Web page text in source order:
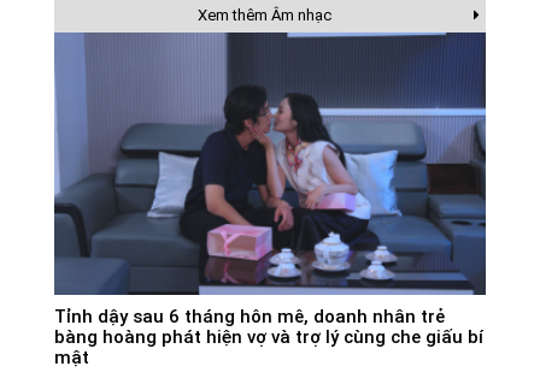
Xem thêm Âm nhạc
Tỉnh dậy sau 6 tháng hôn mê, doanh nhân trẻ
bàng hoàng phát hiện vợ và trợ lý cùng che giấu bí
mật